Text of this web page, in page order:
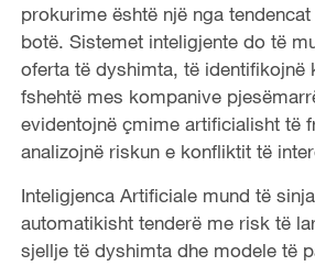
prokurime është një nga
botë. Sistemet inteligjente do të
oferta të dyshimta, të identifikojnë
fshehtë mes kompanive
evidentojnë çmime artificialisht të
analizojnë riskun e konfliktit të
Inteligjenca Artificiale mund të
automatikisht tenderë me risk të
sjellje të dyshimta dhe modele të